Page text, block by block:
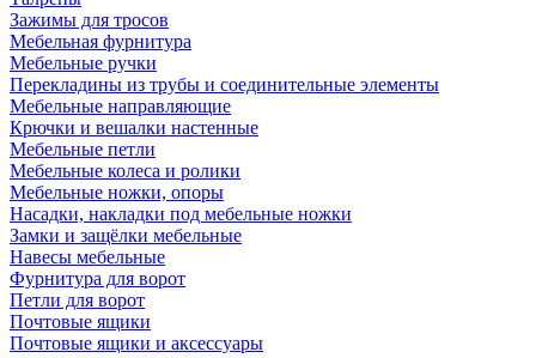
Зажимы для тросов
Мебельная фурнитура
Мебельные ручки
Перекладины из трубы и соединительные элементы
Мебельные направляющие
Крючки и вешалки настенные
Мебельные петли
Мебельные колеса и ролики
Мебельные ножки, опоры
Насадки, накладки под мебельные ножки
Замки и защёлки мебельные
Навесы мебельные
Фурнитура для ворот
Петли для ворот
Почтовые ящики
Почтовые ящики и аксессуары